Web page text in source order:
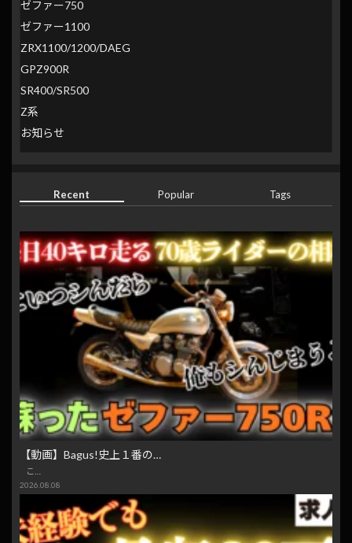
ゼファー750
ゼファー1100
ZRX1100/1200/DAEG
GPZ900R
SR400/SR500
Z系
お知らせ
Recent Popular Tags
【動画】Bagus!史上１番の…
こ…
2026.08.08